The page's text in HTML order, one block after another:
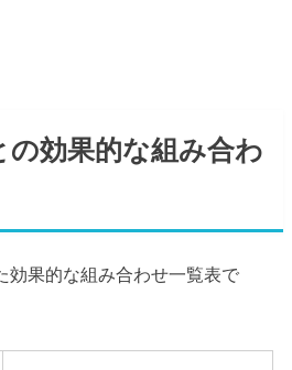
効果的な組み合わ
効果的な組み合わせ一覧表で